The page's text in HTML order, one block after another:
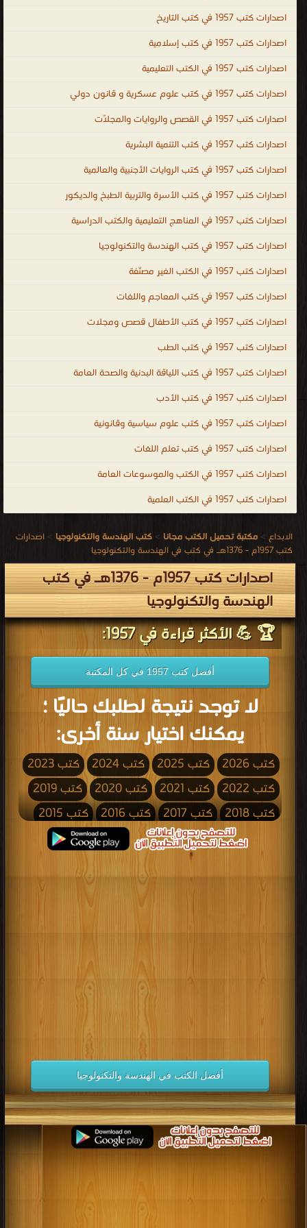
PDF ebooks ، Electrical engineering ، Chemical Engineering ،
اصدارات كتب 1957 في كتب التاريخ
اصدارات كتب 1957 في كتب إسلامية
اصدارات كتب 1957 في الكتب التعليمية
اصدارات كتب 1957 في كتب علوم عسكرية و قانون دولي
اصدارات كتب 1957 في القصص والروايات والمجلّات
اصدارات كتب 1957 في كتب التنمية البشرية
اصدارات كتب 1957 في كتب الروايات الأجنبية والعالمية
اصدارات كتب 1957 في كتب الأسرة والتربية الطبخ والديكور
اصدارات كتب 1957 في المناهج التعليمية والكتب الدراسية
اصدارات كتب 1957 في كتب الهندسة والتكنولوجيا
اصدارات كتب 1957 في الكتب الغير مصنّفة
اصدارات كتب 1957 في كتب المعاجم واللغات
اصدارات كتب 1957 في كتب الأطفال قصص ومجلات
اصدارات كتب 1957 في كتب الطب
اصدارات كتب 1957 في كتب اللياقة البدنية والصحة العامة
اصدارات كتب 1957 في كتب الأدب
اصدارات كتب 1957 في كتب علوم سياسية وقانونية
اصدارات كتب 1957 في كتب تعلم اللغات
اصدارات كتب 1957 في الكتب والموسوعات العامة
اصدارات كتب 1957 في الكتب العلمية
الابداع > مكتبة تحميل الكتب مجانا > كتب الهندسة والتكنولوجيا > اصدارات
كتب 1957م - 1376هـ في كتب في الهندسة والتكنولوجيا
اصدارات كتب 1957م - 1376هـ في كتب
الهندسة والتكنولوجيا
🏆 💪 الأكثر قراءة في 1957:
أفضل كتب 1957 في كل المكتبة
لا توجد نتيجة لطلبك حاليًا ؛
يمكنك اختيار سنة أخرى:
كتب 2026 كتب 2025 كتب 2024
كتب 2023
كتب 2022
كتب 2021 كتب 2020
كتب 2019
كتب 2018
كتب 2017 كتب 2016
كتب 2015
كتب 2013 كتب 2012
كتب 2011
كتب 2009 كتب 2008
كتب 2006
كتب 2005 كتب 2004
كتب 2003
كتب 2000
كتب 1992
كتب 1991
كتب 1990
كتب 1989 كتب 1988
كتب 1987
كتب 1984
كتب 1983
كتب 1980
كتب 1979
كتب 1978
كتب 1977 كتب 1976
كتب 1975
كتب 1974
كتب 1973 كتب 1972
كتب 1971
كتب 1970
كتب 1969 كتب 1968
كتب 1967
كتب 1966
كتب 1965 كتب 1964
كتب 1963
كتب 1962
كتب 1961 كتب 1960
كتب 1959
كتب 1957
كتب 1952
كتب 1951
أفضل الكتب في الهندسة والتكنولوجيا